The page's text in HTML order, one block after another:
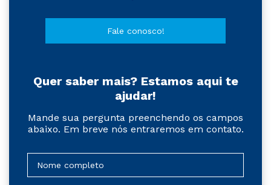
Fale conosco!
Quer saber mais? Estamos aqui te
ajudar!
Mande sua pergunta preenchendo os campos
abaixo. Em breve nós entraremos em contato.